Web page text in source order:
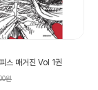
스 매거진 Vol 1권